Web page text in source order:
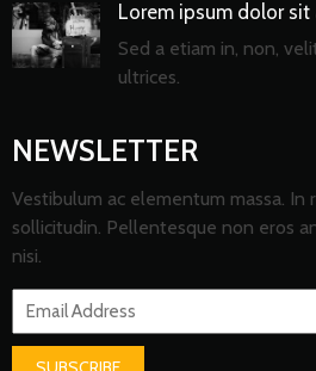
Lorem ipsum dolor sit
Sed a etiam in, non,
ultrices.
NEWSLETTER
Vestibulum ac elementum massa. In
sollicitudin. Pellentesque non eros
nisi.